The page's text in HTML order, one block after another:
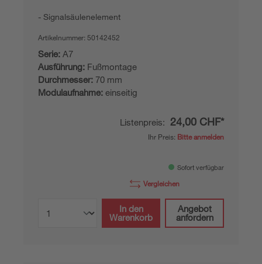
Signalsäulenelement
Artikelnummer: 50142452
Serie: A7
Ausführung: Fußmontage
Durchmesser: 70 mm
Modulaufnahme: einseitig
Listenpreis: 24,00 CHF*
Ihr Preis: Bitte anmelden
Sofort verfügbar
Vergleichen
In den
Warenkorb
Angebot
anfordern